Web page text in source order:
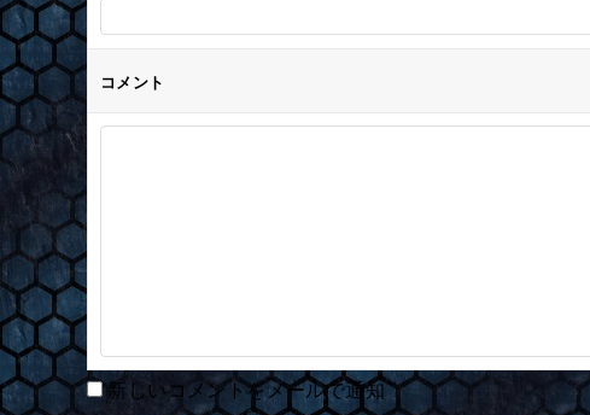
コメント
新しいコメントをメールで通知